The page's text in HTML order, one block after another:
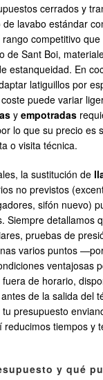
cerrados y
lavabo estándar
competitivo que
de Sant Boi,
estanqueidad. En
latiguillos por
puede variar
y empotradas
lo que su precio es
o visita técnica.
la sustitución de
no previstos
sifón nuevo)
Siempre detallamos
pruebas de
varios puntos
ventajosas
de horario,
de la salida del
presupuesto
tiempos y
y qué